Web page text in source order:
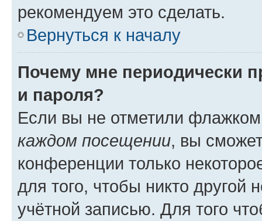
рекомендуем это сделать.
Вернуться к началу
Почему мне периодически
и пароля?
Если вы не отметили
каждом посещении, вы
конференции только
для того, чтобы никто другой
учётной записью. Для того